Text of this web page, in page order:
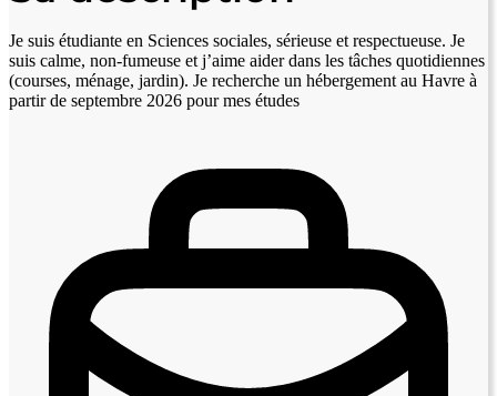
Je suis étudiante en Sciences sociales, sérieuse et respectueuse. Je
suis calme, non-fumeuse et j’aime aider dans les tâches quotidiennes
(courses, ménage, jardin). Je recherche un hébergement au Havre à
partir de septembre 2026 pour mes études